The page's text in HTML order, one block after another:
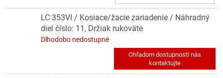
LC 353VI / Kosiace/žacie zariadenie / Náhradný
diel číslo: 11, Držiak rukoväte
Dlhodobo nedostupné